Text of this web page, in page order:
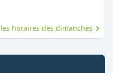
horaires des dimanches